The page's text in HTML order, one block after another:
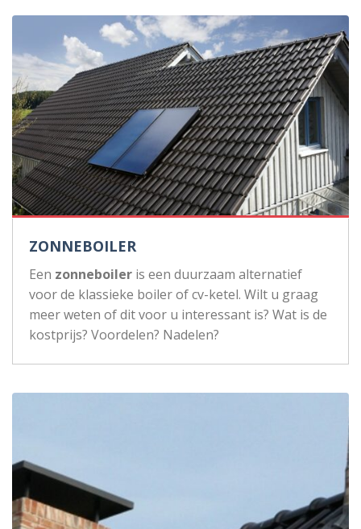
ZONNEBOILER
Een zonneboiler is een duurzaam alternatief
voor de klassieke boiler of cv-ketel. Wilt u graag
meer weten of dit voor u interessant is? Wat is de
kostprijs? Voordelen? Nadelen?